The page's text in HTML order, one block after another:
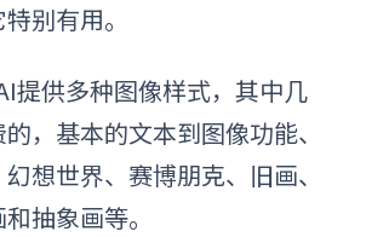
别有用。
提供多种图像样式，其中几
，基本的文本到图像功能、
想世界、赛博朋克、旧画、
抽象画等。